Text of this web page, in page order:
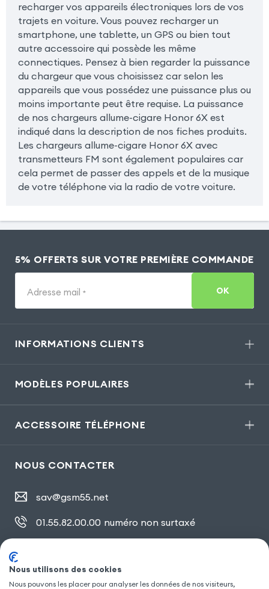
recharger vos appareils électroniques lors de vos
trajets en voiture. Vous pouvez recharger un
smartphone, une tablette, un GPS ou bien tout
autre accessoire qui possède les même
connectiques. Pensez à bien regarder la puissance
du chargeur que vous choisissez car selon les
appareils que vous possédez une puissance plus ou
moins importante peut être requise. La puissance
de nos chargeurs allume-cigare Honor 6X est
indiqué dans la description de nos fiches produits.
Les chargeurs allume-cigare Honor 6X avec
transmetteurs FM sont également populaires car
cela permet de passer des appels et de la musique
de votre téléphone via la radio de votre voiture.
5% OFFERTS SUR VOTRE PREMIÈRE COMMANDE
Adresse mail * OK
INFORMATIONS CLIENTS
MODÈLES POPULAIRES
ACCESSOIRE TÉLÉPHONE
NOUS CONTACTER
sav@gsm55.net
01.55.82.00.00 numéro non surtaxé
Nous utilisons des cookies
Nous pouvons les placer pour analyser les données de nos visiteurs,